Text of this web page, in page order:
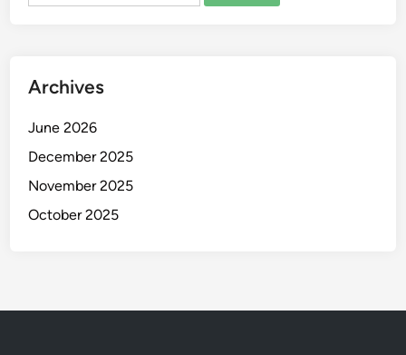
Archives
June 2026
December 2025
November 2025
October 2025